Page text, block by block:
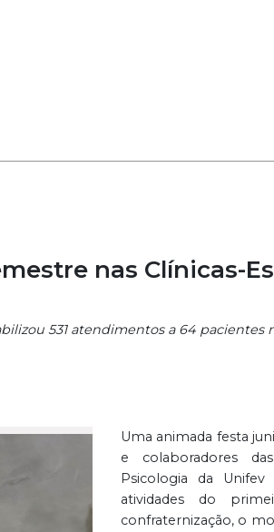
nas Clínicas-
531 atendimentos a 64
Uma animada festa
e colaboradores
Psicologia da
atividades do
confraternização, o